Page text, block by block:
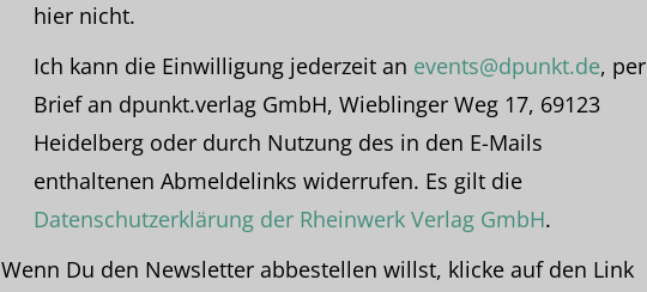
hier nicht.
Ich kann die Einwilligung jederzeit an events@dpunkt.de, per
Brief an dpunkt.verlag GmbH, Wieblinger Weg 17, 69123
Heidelberg oder durch Nutzung des in den E-Mails
enthaltenen Abmeldelinks widerrufen. Es gilt die
Datenschutzerklärung der Rheinwerk Verlag GmbH.
Wenn Du den Newsletter abbestellen willst, klicke auf den Link